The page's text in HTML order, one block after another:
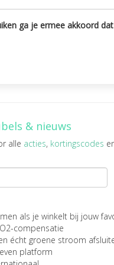
ga je ermee akkoord
& nieuws
alle acties, kortingscodes
als je winkelt bij jouw
compensatie
écht groene stroom
platform